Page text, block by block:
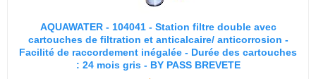
AQUAWATER - 104041 - Station filtre double avec
cartouches de filtration et anticalcaire/ anticorrosion -
Facilité de raccordement inégalée - Durée des cartouches
: 24 mois gris - BY PASS BREVETE